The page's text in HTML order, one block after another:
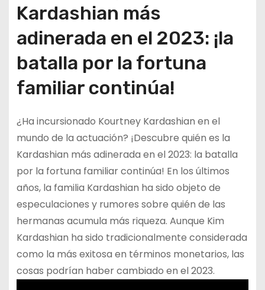
Kardashian más
adinerada en el 2023: ¡la
batalla por la fortuna
familiar continúa!
¿Ha incursionado Kourtney Kardashian en el
mundo de la actuación? ¡Descubre quién es la
Kardashian más adinerada en el 2023: la batalla
por la fortuna familiar continúa! En los últimos
años, la familia Kardashian ha sido objeto de
especulaciones y rumores sobre quién de las
hermanas acumula más riqueza. Aunque Kim
Kardashian ha sido tradicionalmente considerada
como la más exitosa en términos monetarios, las
cosas podrían haber cambiado en el 2023.